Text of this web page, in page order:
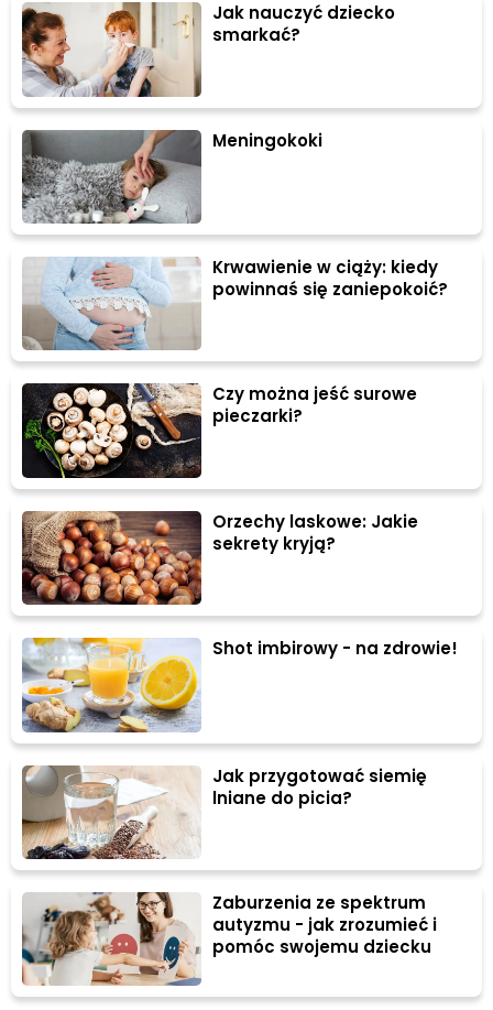
Jak nauczyć dziecko
smarkać?
Meningokoki
Krwawienie w ciąży: kiedy
powinnaś się zaniepokoić?
Czy można jeść surowe
pieczarki?
Orzechy laskowe: Jakie
sekrety kryją?
Shot imbirowy - na zdrowie!
Jak przygotować siemię
lniane do picia?
Zaburzenia ze spektrum
autyzmu - jak zrozumieć i
pomóc swojemu dziecku